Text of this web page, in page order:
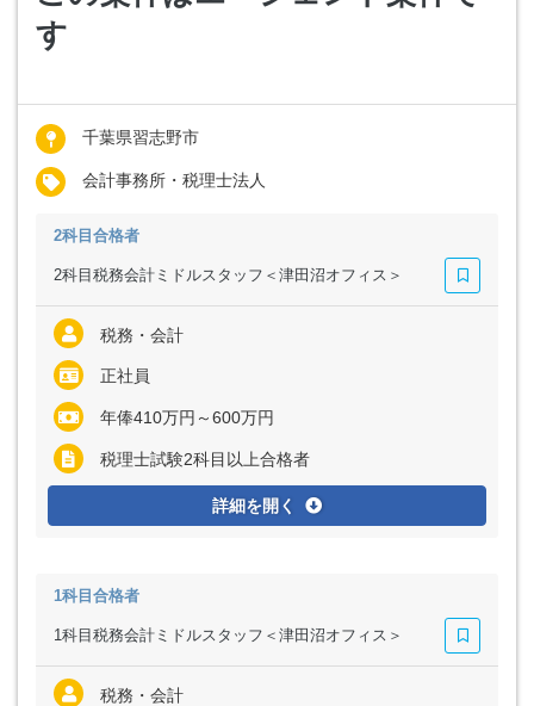
す
千葉県習志野市
会計事務所・税理士法人
2科目合格者
2科目税務会計ミドルスタッフ＜津田沼オフィス＞
税務・会計
正社員
年俸410万円～600万円
税理士試験2科目以上合格者
詳細を開く
1科目合格者
1科目税務会計ミドルスタッフ＜津田沼オフィス＞
税務・会計